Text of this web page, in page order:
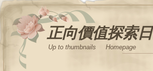
正向價值探索日
Up to thumbnails Homepage